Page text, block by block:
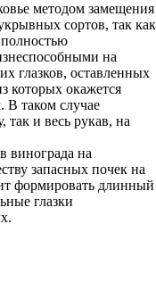
методом замещения
сортов, так как
на
глазков, оставленных
которых окажется
В таком случае
так и весь рукав, на
винограда на
запасных почек на
формировать длинный
глазки